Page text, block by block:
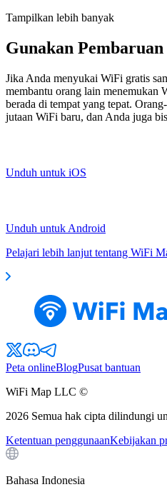
Tampilkan lebih banyak
Gunakan
Jika Anda menyukai WiFi gratis
membantu orang lain menemukan
berada di tempat yang tepat.
jutaan WiFi baru, dan Anda juga
Unduh untuk iOS
Unduh untuk Android
Pelajari lebih lanjut tentang WiFi
Peta onlineBlogPusat bantuan
WiFi Map LLC ©
2026 Semua hak cipta dilindungi
Ketentuan penggunaanKebijakan
Bahasa Indonesia